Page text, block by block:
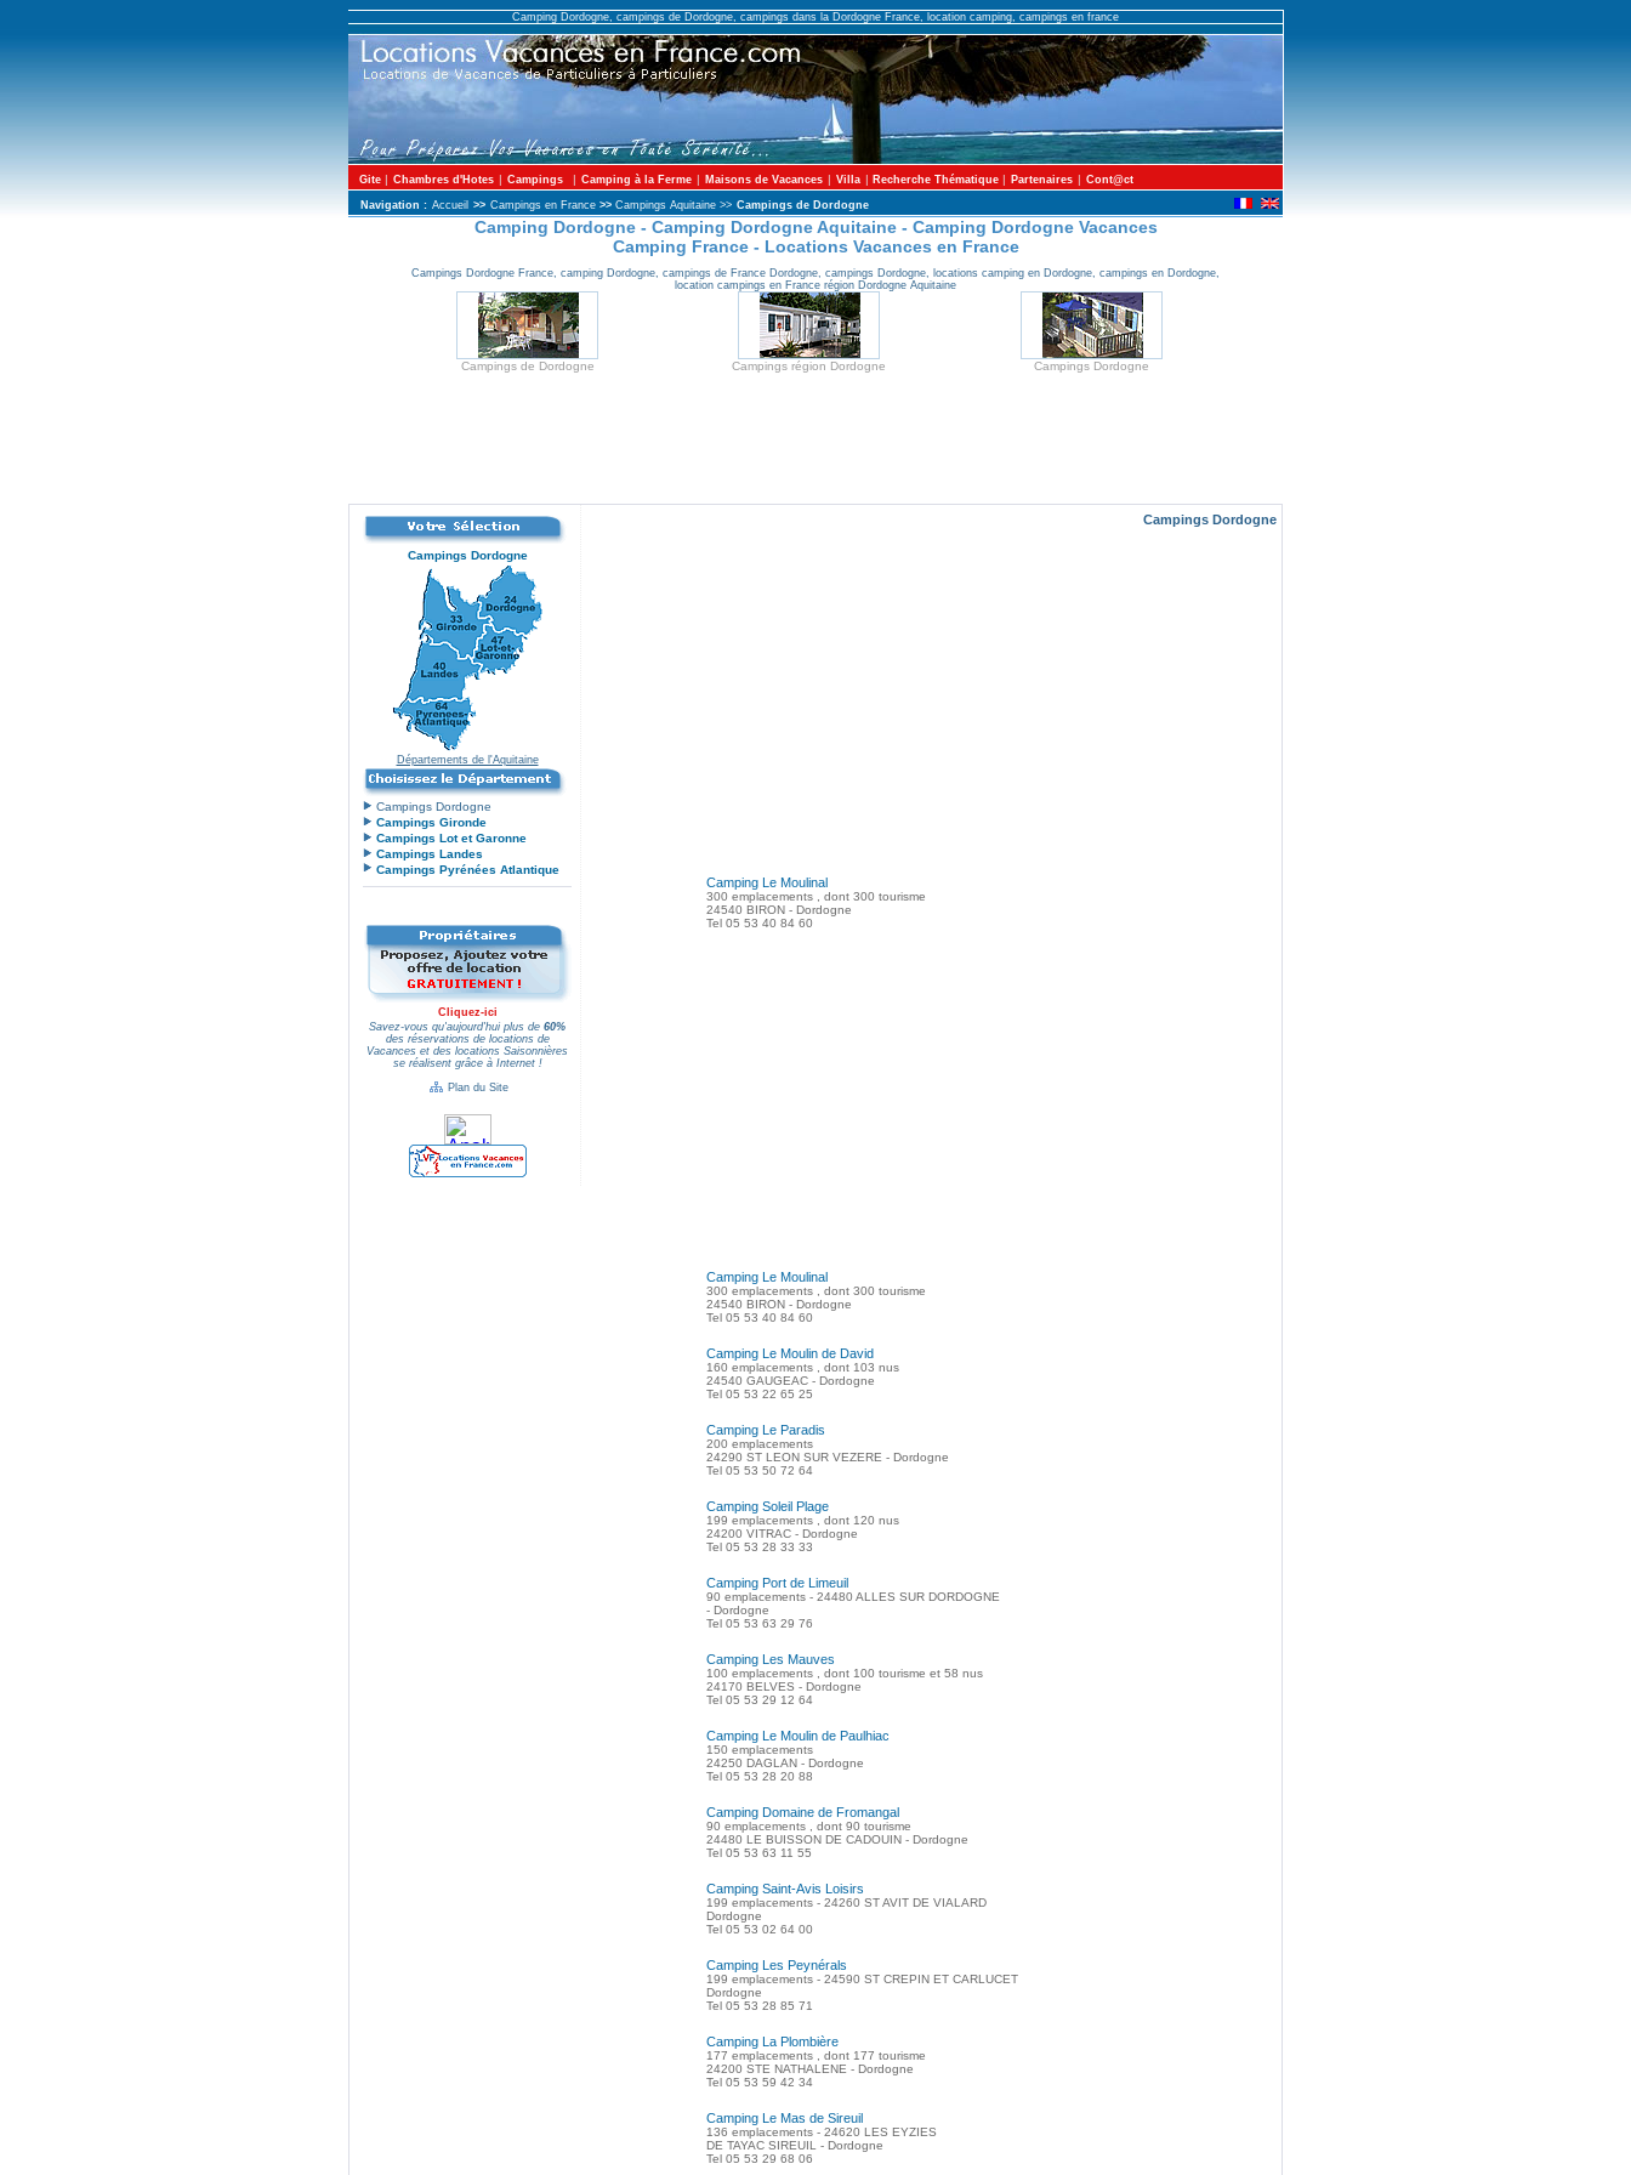
Camping Dordogne, campings de Dordogne, campings dans la Dordogne France, location camping, campings en france
Gite | Chambres d'Hotes | Campings | Camping à la Ferme | Maisons de Vacances | Villa | Recherche Thématique| Partenaires | Cont@ct
Navigation : Accueil >> Campings en France >> Campings Aquitaine>> Campings de Dordogne
Camping Dordogne - Camping Dordogne Aquitaine - Camping Dordogne Vacances
Camping France - Locations Vacances en France
Campings Dordogne France, camping Dordogne, campings de France Dordogne, campings Dordogne, locations camping en Dordogne, campings en Dordogne,
location campings en France région Dordogne Aquitaine
Campings de Dordogne Campings région Dordogne Campings Dordogne
Campings Dordogne
Départements de l'Aquitaine
Campings Dordogne
Campings Gironde
Campings Lot et Garonne
Campings Landes
Campings Pyrénées Atlantique
Cliquez-ici
Savez-vous qu'aujourd'hui plus de 60%
des réservations de locations de
Vacances et des locations Saisonnières
se réalisent grâce à Internet !
Plan du Site
Campings Dordogne
Camping Le Moulinal
300 emplacements , dont 300 tourisme
24540 BIRON - Dordogne
Tel 05 53 40 84 60
Camping Le Moulinal
300 emplacements , dont 300 tourisme
24540 BIRON - Dordogne
Tel 05 53 40 84 60
Camping Le Moulin de David
160 emplacements , dont 103 nus
24540 GAUGEAC - Dordogne
Tel 05 53 22 65 25
Camping Le Paradis
200 emplacements
24290 ST LEON SUR VEZERE - Dordogne
Tel 05 53 50 72 64
Camping Soleil Plage
199 emplacements , dont 120 nus
24200 VITRAC - Dordogne
Tel 05 53 28 33 33
Camping Port de Limeuil
90 emplacements - 24480 ALLES SUR DORDOGNE
- Dordogne
Tel 05 53 63 29 76
Camping Les Mauves
100 emplacements , dont 100 tourisme et 58 nus
24170 BELVES - Dordogne
Tel 05 53 29 12 64
Camping Le Moulin de Paulhiac
150 emplacements
24250 DAGLAN - Dordogne
Tel 05 53 28 20 88
Camping Domaine de Fromangal
90 emplacements , dont 90 tourisme
24480 LE BUISSON DE CADOUIN - Dordogne
Tel 05 53 63 11 55
Camping Saint-Avis Loisirs
199 emplacements - 24260 ST AVIT DE VIALARD
Dordogne
Tel 05 53 02 64 00
Camping Les Peynérals
199 emplacements - 24590 ST CREPIN ET CARLUCET
Dordogne
Tel 05 53 28 85 71
Camping La Plombière
177 emplacements , dont 177 tourisme
24200 STE NATHALENE - Dordogne
Tel 05 53 59 42 34
Camping Le Mas de Sireuil
136 emplacements - 24620 LES EYZIES
DE TAYAC SIREUIL - Dordogne
Tel 05 53 29 68 06